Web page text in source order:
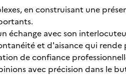
en construisant une
échange avec son
et d'aisance qui rende
de confiance
avec précision dans le